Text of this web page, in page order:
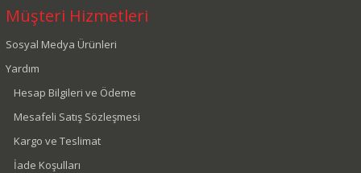
Müşteri Hizmetleri
Sosyal Medya Ürünleri
Yardım
Hesap Bilgileri ve Ödeme
Mesafeli Satış Sözleşmesi
Kargo ve Teslimat
İade Koşulları